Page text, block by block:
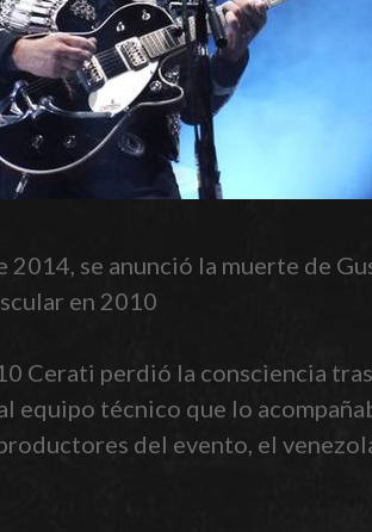
2014, se anunció la muerte de
en 2010
Cerati perdió la consciencia
equipo técnico que lo
del evento, el